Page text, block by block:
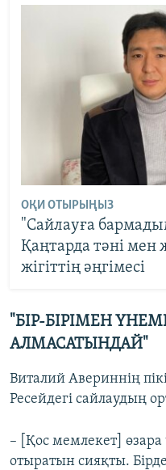
ОҚИ ОТЫРЫҢЫЗ
"Сайлауға
Қаңтарда тәні
жігіттің әңгімесі
"БІР-БІРІМЕН
АЛМАСАТЫНДАЙ"
Виталий Авериннің
Ресейдегі сайлаудың
– [Қос мемлекет]
отыратын сияқты.